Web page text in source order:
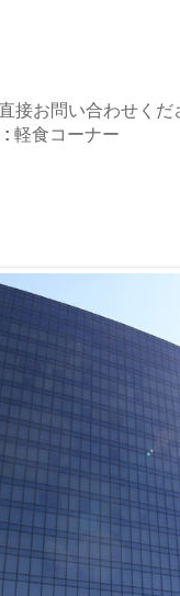
接お問い合わせくだ
: 軽食コーナー